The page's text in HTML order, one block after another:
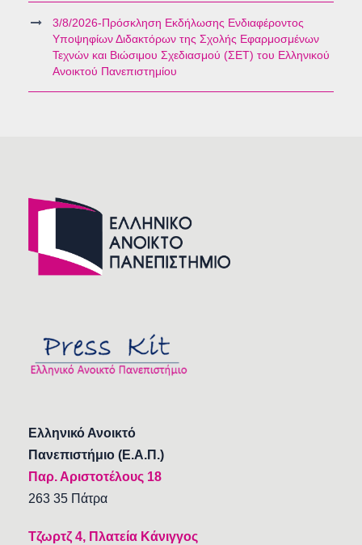
3/8/2026-Πρόσκληση Εκδήλωσης Ενδιαφέροντος
Υποψηφίων Διδακτόρων της Σχολής Εφαρμοσμένων
Τεχνών και Βιώσιμου Σχεδιασμού (ΣΕΤ) του Ελληνικού
Ανοικτού Πανεπιστημίου
Ελληνικό Ανοικτό
Πανεπιστήμιο (Ε.Α.Π.)
Παρ. Αριστοτέλους 18
263 35 Πάτρα
Τζωρτζ 4, Πλατεία Κάνιγγος